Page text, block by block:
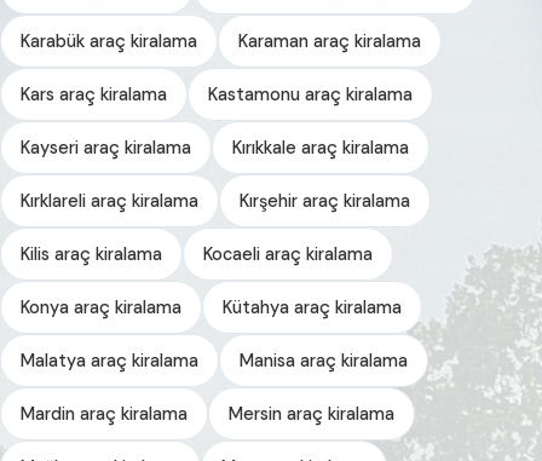
Karabük araç kiralama Karaman araç kiralama
Kars araç kiralama Kastamonu araç kiralama
Kayseri araç kiralama Kırıkkale araç kiralama
Kırklareli araç kiralama Kırşehir araç kiralama
Kilis araç kiralama Kocaeli araç kiralama
Konya araç kiralama Kütahya araç kiralama
Malatya araç kiralama Manisa araç kiralama
Mardin araç kiralama Mersin araç kiralama